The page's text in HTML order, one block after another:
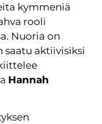
kymmeniä
rooli
Nuoria on
saatu aktiivisiksi
Hannah